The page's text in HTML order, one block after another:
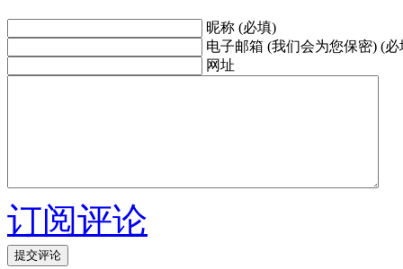
昵称 (必填)
电子邮箱 (我们会为您保密) (必
网址
订阅评论